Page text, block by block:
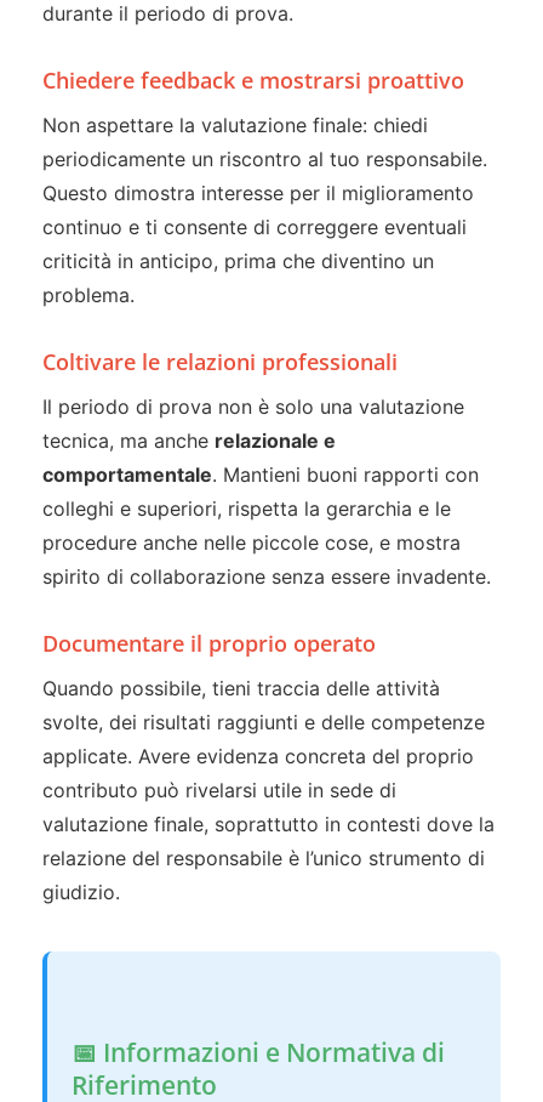
durante il periodo di prova.
Chiedere feedback e mostrarsi proattivo
Non aspettare la valutazione finale: chiedi
periodicamente un riscontro al tuo responsabile.
Questo dimostra interesse per il miglioramento
continuo e ti consente di correggere eventuali
criticità in anticipo, prima che diventino un
problema.
Coltivare le relazioni professionali
Il periodo di prova non è solo una valutazione
tecnica, ma anche relazionale e
comportamentale. Mantieni buoni rapporti con
colleghi e superiori, rispetta la gerarchia e le
procedure anche nelle piccole cose, e mostra
spirito di collaborazione senza essere invadente.
Documentare il proprio operato
Quando possibile, tieni traccia delle attività
svolte, dei risultati raggiunti e delle competenze
applicate. Avere evidenza concreta del proprio
contributo può rivelarsi utile in sede di
valutazione finale, soprattutto in contesti dove la
relazione del responsabile è l’unico strumento di
giudizio.
📅 Informazioni e Normativa di
Riferimento